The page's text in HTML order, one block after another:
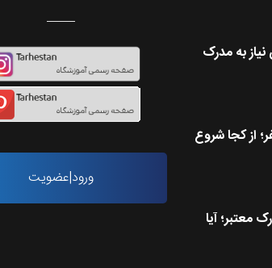
ورود|عضویت
به مدرک
از کجا شروع
معتبر؛ آیا